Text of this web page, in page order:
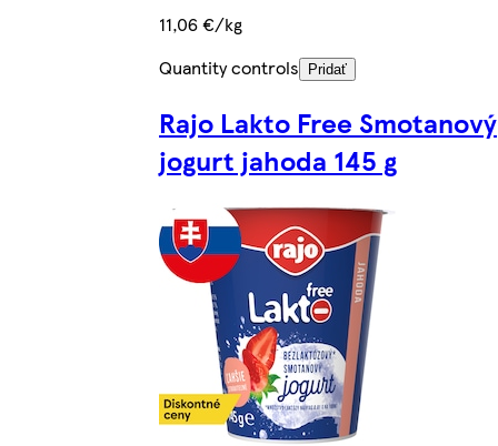
11,06 €/kg
Quantity controls
Pridať
Rajo Lakto Free Smotanový
jogurt jahoda 145 g